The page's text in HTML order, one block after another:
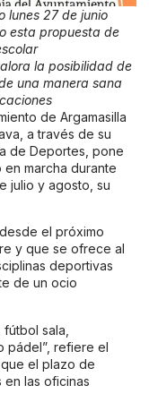
lunes 27 de junio
esta propuesta de
la posibilidad de
una manera sana
de Argamasilla
a través de su
de Deportes, pone
marcha durante
julio y agosto, su
el próximo
y que se ofrece al
deportivas
de un ocio
sala,
pádel”, refiere el
el plazo de
las oficinas